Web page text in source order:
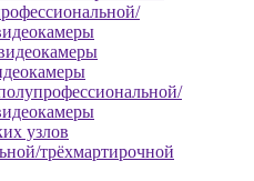
узлов
трёхмартирочной